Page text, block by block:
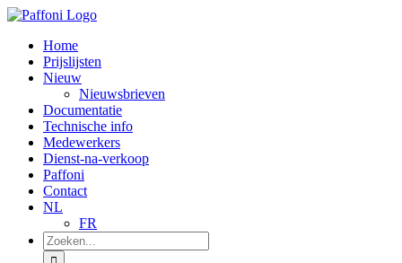
Ga
inhoudHome
Prijslijsten
Nieuw
Nieuwsbrieven
Documentatie
Technische info
Medewerkers
Dienst-na-verkoop
Paffoni
Contact
NL
FR
Zoeken
naar: